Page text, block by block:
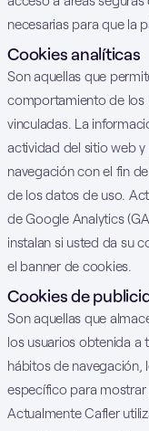
necesarias para que la
Cookies analíticas
Son aquellas que
comportamiento de los
vinculadas. La
actividad del sitio web
navegación con el fin
de los datos de uso.
de Google Analytics
instalan si usted da su
el banner de cookies.
Cookies de
Son aquellas que
los usuarios obtenida a
hábitos de navegación,
específico para
Actualmente Cafler